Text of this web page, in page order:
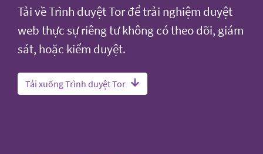
Tải về Trình duyệt Tor để trải nghiệm duyệt
web thực sự riêng tư không có theo dõi, giám
sát, hoặc kiểm duyệt.
Tải xuống Trình duyệt Tor